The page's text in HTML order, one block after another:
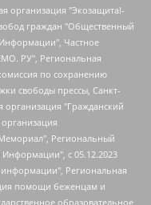
Владимирович, Павлов Иван Юрьевич, Скворцова Елена Сергеевна, Общество с ограниченной ответственностью "Как бы инагент", Кочетков Игорь Викторович, Общество с ограниченной ответственностью "Честные выборы", Еланчик Олег Александрович, Общество с ограниченной ответственностью "Нобелевский призыв", Гималова Регина Эмилевна, Григорьев Андрей Валерьевич, Григорьева Алина Александровна, Ассоциация по содействию защите прав призывников, альтернативнослужащих и военнослужащих "Правозащитная группа "Гражданин.Армия.Право", Хисамова Регина Фаритовна, Автономная некоммерческая организация по реализации социально-правовых программ "Лилит", Дальневосточное общественное движение "Маяк", Санкт-Петербургская ЛГБТ-инициативная группа "Выход", Инициативная группа ЛГБТ+ "Реверс", Алексеев Андрей Викторович, Бекбулатова Таисия Львовна, Беляев Иван Михайлович, Владыкина Елена Сергеевна, Гельман Марат Александрович, Никульшина Вероника Юрьевна, Толоконникова Надежда Андреевна, Шендерович Виктор Анатольевич, Общество с ограниченной ответственностью "Данное сообщение", Общество с ограниченной ответственностью Издательский дом "Новая глава", Айнбиндер Александра Александровна, Московский комьюнити-центр для ЛГБТ+инициатив, Благотворительный фонд развития филантропии, Deutsche Welle (Германия, Kurt-Schumacher-Strasse 3, 53113 Bonn), Борзунова Мария Михайловна, Воробьев Виктор Викторович, Голубева Анна Львовна, Константинова Алла Михайловна, Малкова Ирина Владимировна, Мурадов Мурад Абдулгалимович, Осетинская Елизавета Николаевна, Понасенков Евгений Николаевич, Ганапольский Матвей Юрьевич, Киселев Евгений Алексеевич, Борухович Ирина Григорьевна, Дремин Иван Тимофеевич, Дубровский Дмитрий Викторович, Красноярская региональная общественная организация поддержки и развития альтернативных образовательных технологий и межкультурных коммуникаций "ИНТЕРРА", Маяковская Екатерина Алексеевна, Фейгин Марк Захарович, Филимонов Андрей Викторович, Дзугкоева Регина Николаевна, Доброхотов Роман Александрович, Дудь Юрий Александрович, Елкин Сергей Владимирович, Кругликов Кирилл Игоревич, Сабунаева Мария Леонидовна, Семенов Алексей Владимирович, Шаинян Карен Багратович, Шульман Екатерина Михайловна, Асафьев Артур Валерьевич, Вахштайн Виктор Семенович, Венедиктов Алексей Алексеевич, Лушникова Екатерина Евгеньевна, Волков Леонид Михайлович, Невзоров Александр Глебович, Пархоменко Сергей Борисович, Сироткин Ярослав Николаевич, Кара-Мурза Владимир Владимирович, Баранова Наталья Владимировна, Гозман Леонид Яковлевич, Кагарлицкий Борис Юльевич, Климарев Михаил Валерьевич, Милов Владимир Станиславович, Автономная некоммерческая организация Краснодарский центр современного искусства "Типография", Моргенштерн Алишер Тагирович, Соболь Любовь Эдуардовна, Общество с ограниченной ответственностью "ЛИЗА НОРМ", Каспаров Гарри Кимович, Ходорковский Михаил Борисович, Общество с ограниченной ответственностью "Апрельские тезисы", Данилович Ирина Брониславовна, Кашин Олег Владимирович, Петров Николай Владимирович, Пивоваров Алексей Владимирович, Соколов Михаил Владимирович, Цветкова Юлия Владимировна, Чичваркин Евгений Александрович, Комитет против пыток/Команда против пыток, Общество с ограниченной ответственностью "Первый научный", Общество с ограниченной ответственностью "Вертолет и ко", Белоцерковская Вероника Борисовна, Кац Максим Евгеньевич, Лазарева Татьяна Юрьевна, Шаведдинов Руслан Табризович, Яшин Илья Валерьевич, Общество с ограниченной ответственностью "Иноагент ААВ", Алешковский Дмитрий Петрович, Альбац Евгения Марковна, Быков Дмитрий Львович, Галямина Юлия Евгеньевна, Лойко Сергей Леонидович, Мартынов Кирилл Константинович, Медведев Сергей Александрович, Крашенинников Федор Геннадиевич, Гордеева Катерина Вл